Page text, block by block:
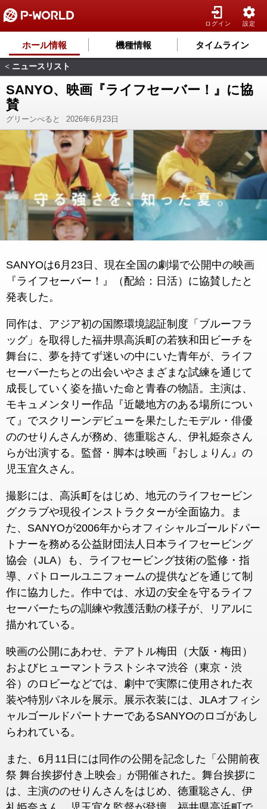
ログイン 設定
ホール情報 機種情報 タイムライン
< ニュースリスト
SANYO、映画『ライフセーバー！』に協
賛
グリーンべると 2026年6月23日
SANYOは6月23日、現在全国の劇場で公開中の映画
『ライフセーバー！』（配給：日活）に協賛したと
発表した。
同作は、アジア初の国際環境認証制度「ブルーフラ
ッグ」を取得した福井県高浜町の若狭和田ビーチを
舞台に、夢を持てず迷いの中にいた青年が、ライフ
セーバーたちとの出会いやさまざまな試練を通じて
成長していく姿を描いた命と青春の物語。主演は、
モキュメンタリー作品『近畿地方のある場所につい
て』でスクリーンデビューを果たしたモデル・俳優
ののせりんさんが務め、徳重聡さん、伊礼姫奈さん
らが出演する。監督・脚本は映画『おしょりん』の
児玉宜久さん。
撮影には、高浜町をはじめ、地元のライフセービン
グクラブや現役インストラクターが全面協力。ま
た、SANYOが2006年からオフィシャルゴールドパー
トナーを務める公益財団法人日本ライフセービング
協会（JLA）も、ライフセービング技術の監修・指
導、パトロールユニフォームの提供などを通じて制
作に協力した。作中では、水辺の安全を守るライフ
セーバーたちの訓練や救護活動の様子が、リアルに
描かれている。
映画の公開にあわせ、テアトル梅田（大阪・梅田）
およびヒューマントラストシネマ渋谷（東京・渋
谷）のロビーなどでは、劇中で実際に使用された衣
装や特別パネルを展示。展示衣装には、JLAオフィシ
ャルゴールドパートナーであるSANYOのロゴがあし
らわれている。
また、6月11日には同作の公開を記念した「公開前夜
祭 舞台挨拶付き上映会」が開催された。舞台挨拶に
は、主演ののせりんさんをはじめ、徳重聡さん、伊